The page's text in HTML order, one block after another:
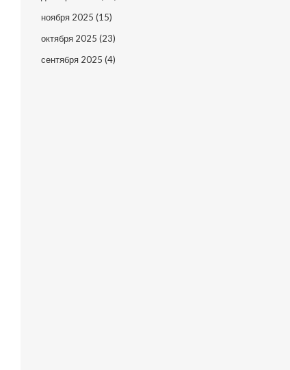
ноября 2025 (15)
октября 2025 (23)
сентября 2025 (4)